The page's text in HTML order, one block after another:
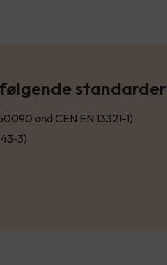
and CEN EN 13321-1)
3)